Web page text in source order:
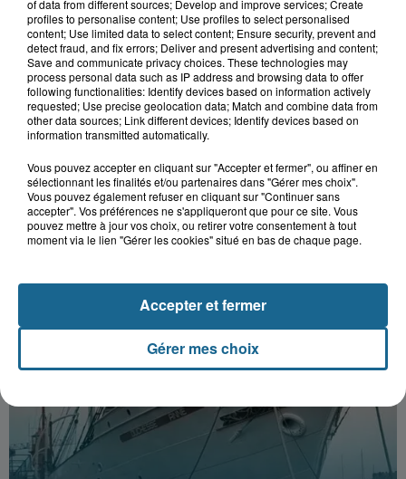
9h58
Une préparation très physique attend
les basketteurs de...
of data from different sources; Develop and improve services; Create
profiles to personalise content; Use profiles to select personalised
content; Use limited data to select content; Ensure security, prevent and
detect fraud, and fix errors; Deliver and present advertising and content;
Save and communicate privacy choices. These technologies may
process personal data such as IP address and browsing data to offer
following functionalities: Identify devices based on information actively
requested; Use precise geolocation data; Match and combine data from
other data sources; Link different devices; Identify devices based on
information transmitted automatically.
Vous pouvez accepter en cliquant sur "Accepter et fermer", ou affiner en
sélectionnant les finalités et/ou partenaires dans "Gérer mes choix".
Vous pouvez également refuser en cliquant sur "Continuer sans
accepter". Vos préférences ne s'appliqueront que pour ce site. Vous
pouvez mettre à jour vos choix, ou retirer votre consentement à tout
moment via le lien "Gérer les cookies" situé en bas de chaque page.
Gérer mes choix
Accepter et fermer